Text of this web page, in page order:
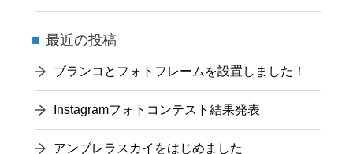
最近の投稿
ブランコとフォトフレームを設置しました！
Instagramフォトコンテスト結果発表
アンブレラスカイをはじめました